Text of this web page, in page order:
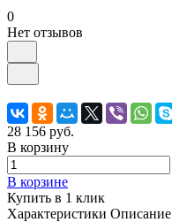
0
Нет отзывов
28 156 руб.
В корзину
В корзине
Купить в 1 клик
Характеристики Описание